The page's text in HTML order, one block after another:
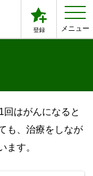
登録 メニュー
はがんになると
も、治療をしなが
ます。